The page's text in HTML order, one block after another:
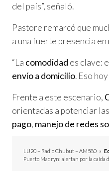
del país”, señaló.
Pastore remarcó que
a una fuerte presencia en
“La comodidad es clave:
envío a domicilio. Eso
Frente a este escenario,
orientadas a potenciar las
pago, manejo de redes
LU20 – Radio Chubut – AM580 »
Puerto Madryn: alertan por la caída